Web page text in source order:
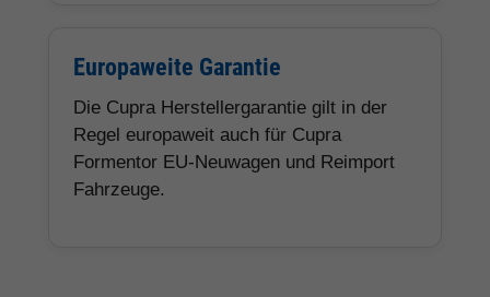
Europaweite Garantie
Die Cupra Herstellergarantie gilt in der
Regel europaweit auch für Cupra
Formentor EU-Neuwagen und Reimport
Fahrzeuge.